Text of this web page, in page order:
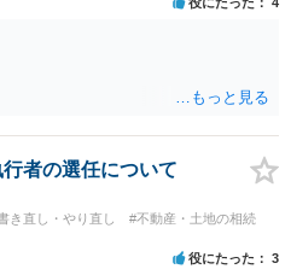
連れ子、全て平等にしたいと希
思います。 ・・・婚姻前の契約 あ
実現する方法はあります。 弁護
者の選任について
き直し・やり直し
#不動産・土地の相続
役にたった 3